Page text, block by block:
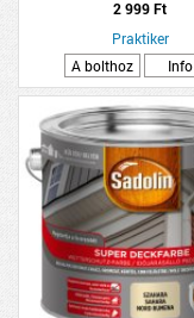
2 999 Ft
Praktiker
A bolthoz
Info